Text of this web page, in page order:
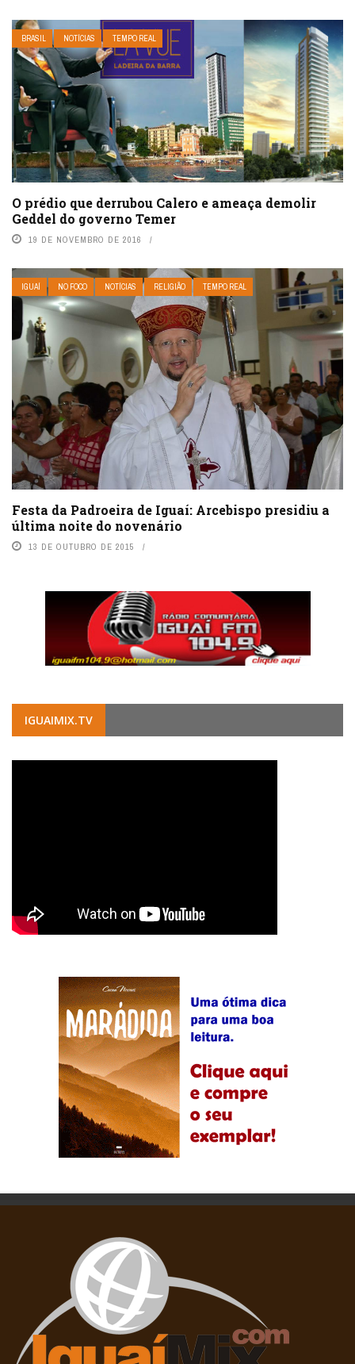
BRASIL NOTÍCIAS TEMPO REAL
O prédio que derrubou Calero e ameaça demolir
Geddel do governo Temer
19 DE NOVEMBRO DE 2016
IGUAÍ NO FOCO NOTÍCIAS RELIGIÃO TEMPO REAL
Festa da Padroeira de Iguaí: Arcebispo presidiu a
última noite do novenário
13 DE OUTUBRO DE 2015
IGUAIMIX.TV